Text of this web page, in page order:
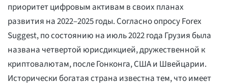
приоритет цифровым активам в своих планах
развития на 2022–2025 годы. Согласно опросу Forex
Suggest, по состоянию на июль 2022 года Грузия была
названа четвертой юрисдикцией, дружественной к
криптовалютам, после Гонконга, США и Швейцарии.
Исторически богатая страна известна тем, что имеет